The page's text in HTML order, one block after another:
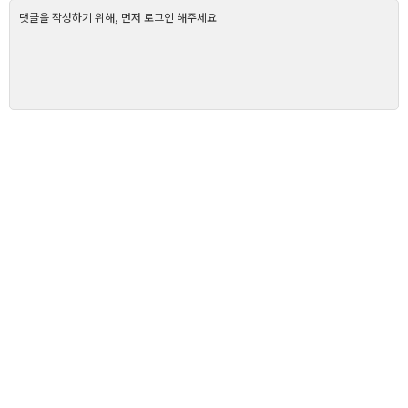
댓글을 작성하기 위해, 먼저 로그인 해주세요